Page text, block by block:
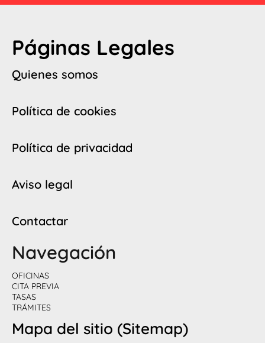
Páginas Legales
Quienes somos
Política de cookies
Política de privacidad
Aviso legal
Contactar
Navegación
OFICINAS
CITA PREVIA
TASAS
TRÁMITES
Mapa del sitio (Sitemap)